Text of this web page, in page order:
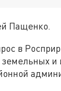
Пащенко.
в
земельных